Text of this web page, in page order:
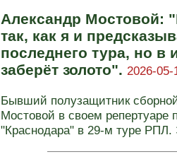
Александр Мостовой:
так, как я и
последнего тура, но в
заберёт золото". 2026-05-
Бывший полузащитник
Мостовой в своем репертуаре
"Краснодара" в 29-м туре РПЛ.